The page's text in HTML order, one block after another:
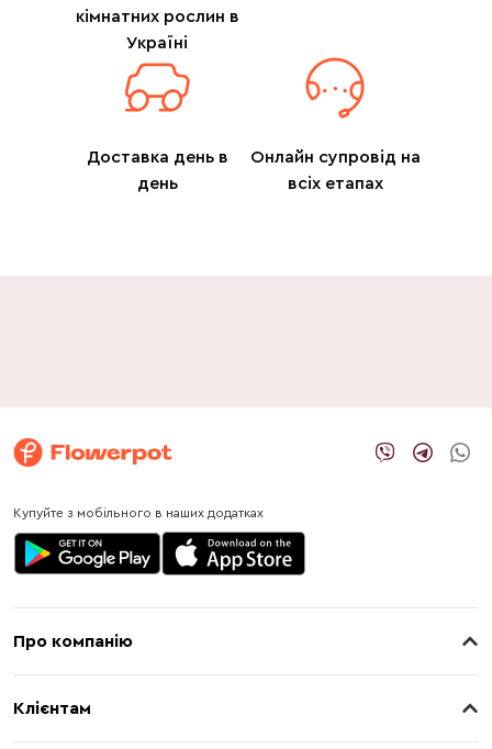
кімнатних рослин в
Україні
Доставка день в
день
Онлайн супровід на
всіх етапах
Купуйте з мобільного в наших додатках
Про компанію
Клієнтам